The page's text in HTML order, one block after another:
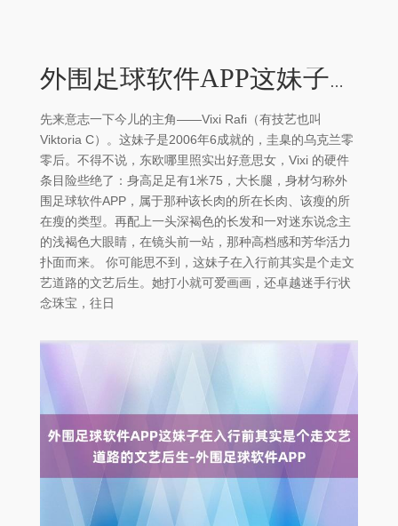
外围足球软件APP这妹子在入行前其实是个走文艺道路的文艺后生-外围足球软件APP
先来意志一下今儿的主角——Vixi Rafi（有技艺也叫
Viktoria C）。这妹子是2006年6成就的，圭臬的乌克兰零
零后。不得不说，东欧哪里照实出好意思女，Vixi 的硬件
条目险些绝了：身高足足有1米75，大长腿，身材匀称外
围足球软件APP，属于那种该长肉的所在长肉、该瘦的所
在瘦的类型。再配上一头深褐色的长发和一对迷东说念主
的浅褐色大眼睛，在镜头前一站，那种高档感和芳华活力
扑面而来。 你可能思不到，这妹子在入行前其实是个走文
艺道路的文艺后生。她打小就可爱画画，还卓越迷手行状
念珠宝，往日